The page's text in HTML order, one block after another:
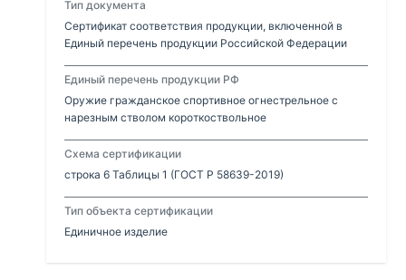
Тип документа
Сертификат соответствия продукции, включенной в
Единый перечень продукции Российской Федерации
Единый перечень продукции РФ
Оружие гражданское спортивное огнестрельное с
нарезным стволом короткоствольное
Схема сертификации
строка 6 Таблицы 1 (ГОСТ Р 58639-2019)
Тип объекта сертификации
Единичное изделие